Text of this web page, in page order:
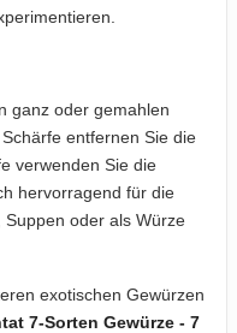
ganz oder gemahlen
entfernen Sie die
verwenden Sie die
hervorragend für die
oder als Würze
exotischen Gewürzen
7-Sorten Gewürze - 7